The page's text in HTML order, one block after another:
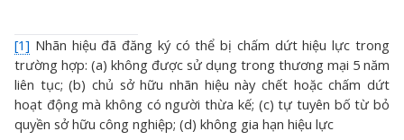
[1] Nhãn hiệu đã đăng ký có thể bị chấm dứt hiệu lực trong
trường hợp: (a) không được sử dụng trong thương mại 5 năm
liên tục; (b) chủ sở hữu nhãn hiệu này chết hoặc chấm dứt
hoạt động mà không có người thừa kế; (c) tự tuyên bố từ bỏ
quyền sở hữu công nghiệp; (d) không gia hạn hiệu lực